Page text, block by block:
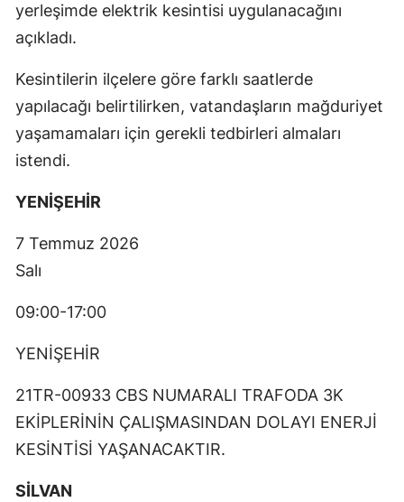
yerleşimde elektrik kesintisi uygulanacağını
açıkladı.
Kesintilerin ilçelere göre farklı saatlerde
yapılacağı belirtilirken, vatandaşların mağduriyet
yaşamamaları için gerekli tedbirleri almaları
istendi.
YENİŞEHİR
7 Temmuz 2026
Salı
09:00-17:00
YENİŞEHİR
21TR-00933 CBS NUMARALI TRAFODA 3K
EKİPLERİNİN ÇALIŞMASINDAN DOLAYI ENERJİ
KESİNTİSİ YAŞANACAKTIR.
SİLVAN